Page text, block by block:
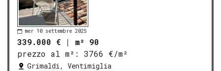
mer 10 settembre 2025
339.000 € | m² 90
prezzo al m²:
3766 €/m²
Grimaldi, Ventimiglia